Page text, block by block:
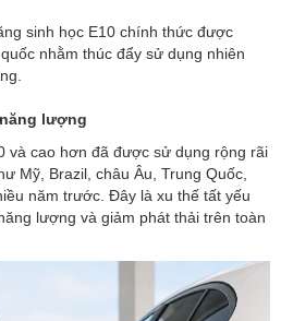
sinh học E10 chính thức được
nhằm thúc đẩy sử dụng nhiên
lượng
và cao hơn đã được sử dụng rộng rãi
Mỹ, Brazil, châu Âu, Trung Quốc,
năm trước. Đây là xu thế tất yếu
lượng và giảm phát thải trên toàn